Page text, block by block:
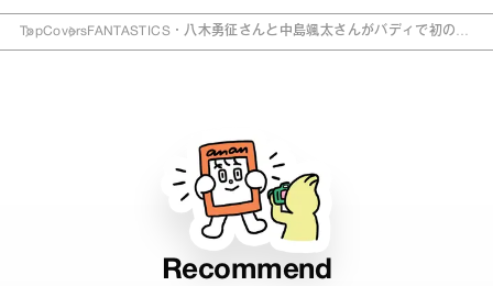
TopCoversFANTASTICS・八木勇征さんと中島颯太さんがバディで初の
Recommend